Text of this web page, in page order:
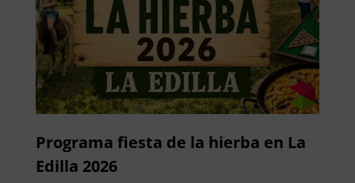
Programa fiesta de la hierba en La
Edilla 2026